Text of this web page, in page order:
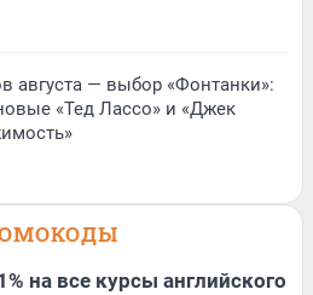
августа — выбор «Фонтанки»:
«Тед Лассо» и «Джек
на все курсы английского